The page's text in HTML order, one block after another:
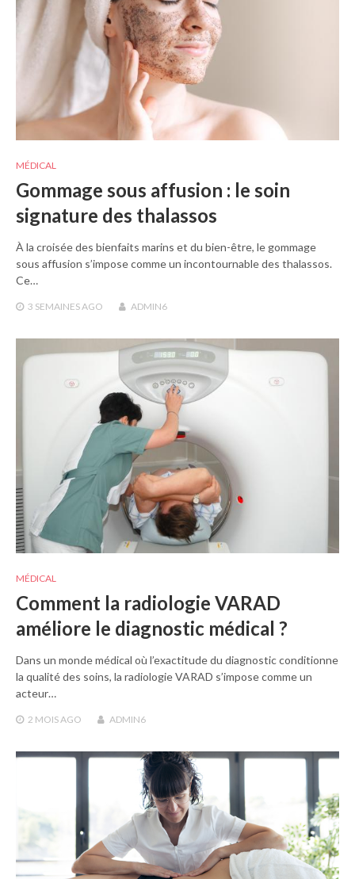
MÉDICAL
Gommage sous affusion : le soin
signature des thalassos
À la croisée des bienfaits marins et du bien-être, le gommage
sous affusion s’impose comme un incontournable des thalassos.
Ce…
3 SEMAINESAGO ADMIN6
MÉDICAL
Comment la radiologie VARAD
améliore le diagnostic médical ?
Dans un monde médical où l’exactitude du diagnostic conditionne
la qualité des soins, la radiologie VARAD s’impose comme un
acteur…
2 MOIS AGO ADMIN6